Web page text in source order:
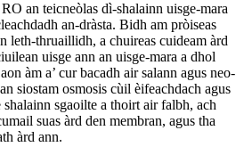
an teicneòlas dì-shalainn uisge-mara
an-dràsta. Bidh am pròiseas
leth-thruaillidh, a chuireas cuideam àrd
uisge ann an uisge-mara a dhol
àm a’ cur bacadh air salann agus neo-
siostam osmosis cùil èifeachdach agus
sgaoilte a thoirt air falbh, ach
suas àrd den membran, agus tha
àrd ann.